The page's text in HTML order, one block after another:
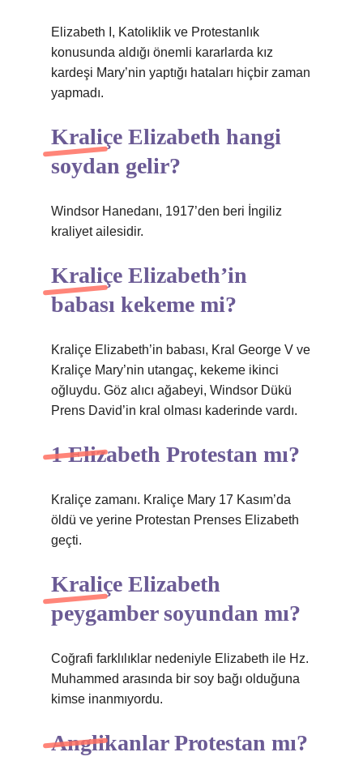
Elizabeth I, Katoliklik ve Protestanlık
konusunda aldığı önemli kararlarda kız
kardeşi Mary’nin yaptığı hataları hiçbir zaman
yapmadı.
Kraliçe Elizabeth hangi
soydan gelir?
Windsor Hanedanı, 1917’den beri İngiliz
kraliyet ailesidir.
Kraliçe Elizabeth’in
babası kekeme mi?
Kraliçe Elizabeth’in babası, Kral George V ve
Kraliçe Mary’nin utangaç, kekeme ikinci
oğluydu. Göz alıcı ağabeyi, Windsor Dükü
Prens David’in kral olması kaderinde vardı.
1 Elizabeth Protestan mı?
Kraliçe zamanı. Kraliçe Mary 17 Kasım’da
öldü ve yerine Protestan Prenses Elizabeth
geçti.
Kraliçe Elizabeth
peygamber soyundan mı?
Coğrafi farklılıklar nedeniyle Elizabeth ile Hz.
Muhammed arasında bir soy bağı olduğuna
kimse inanmıyordu.
Anglikanlar Protestan mı?